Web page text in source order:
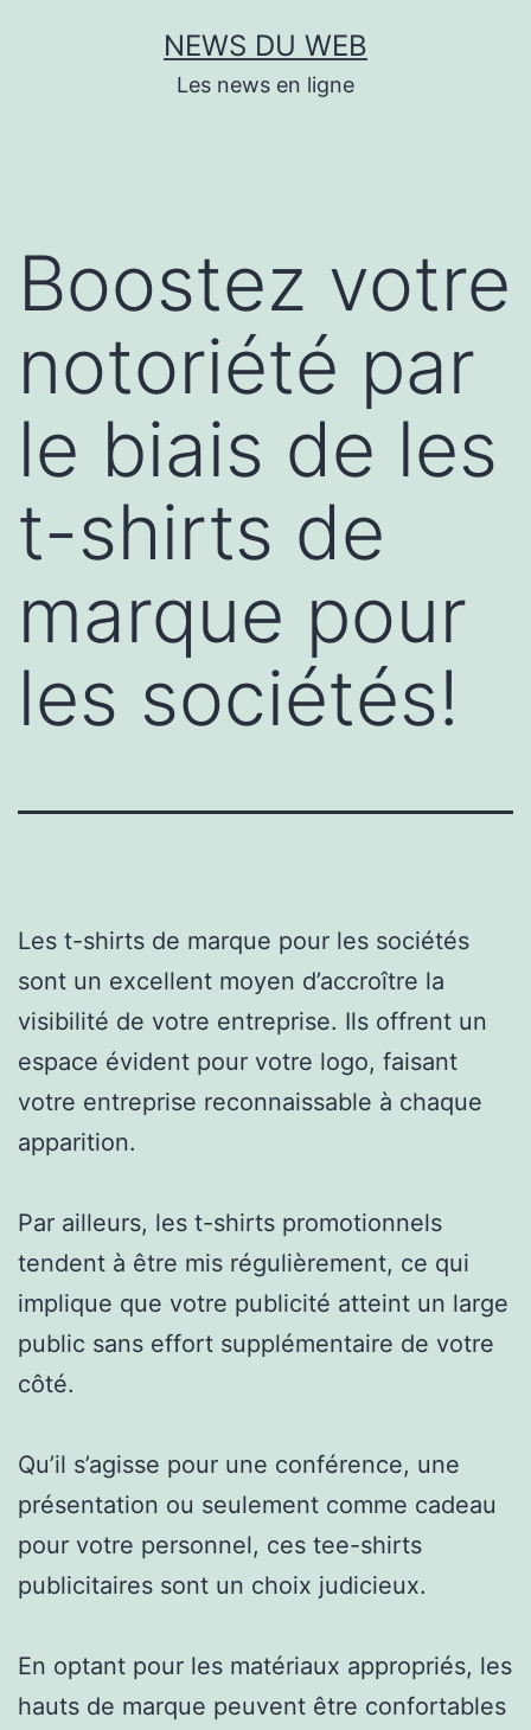
NEWS DU WEB
Les news en ligne
Boostez votre
notoriété par
le biais de les
t-shirts de
marque pour
les sociétés!
Les t-shirts de marque pour les sociétés
sont un excellent moyen d’accroître la
visibilité de votre entreprise. Ils offrent un
espace évident pour votre logo, faisant
votre entreprise reconnaissable à chaque
apparition.
Par ailleurs, les t-shirts promotionnels
tendent à être mis régulièrement, ce qui
implique que votre publicité atteint un large
public sans effort supplémentaire de votre
côté.
Qu’il s’agisse pour une conférence, une
présentation ou seulement comme cadeau
pour votre personnel, ces tee-shirts
publicitaires sont un choix judicieux.
En optant pour les matériaux appropriés, les
hauts de marque peuvent être confortables